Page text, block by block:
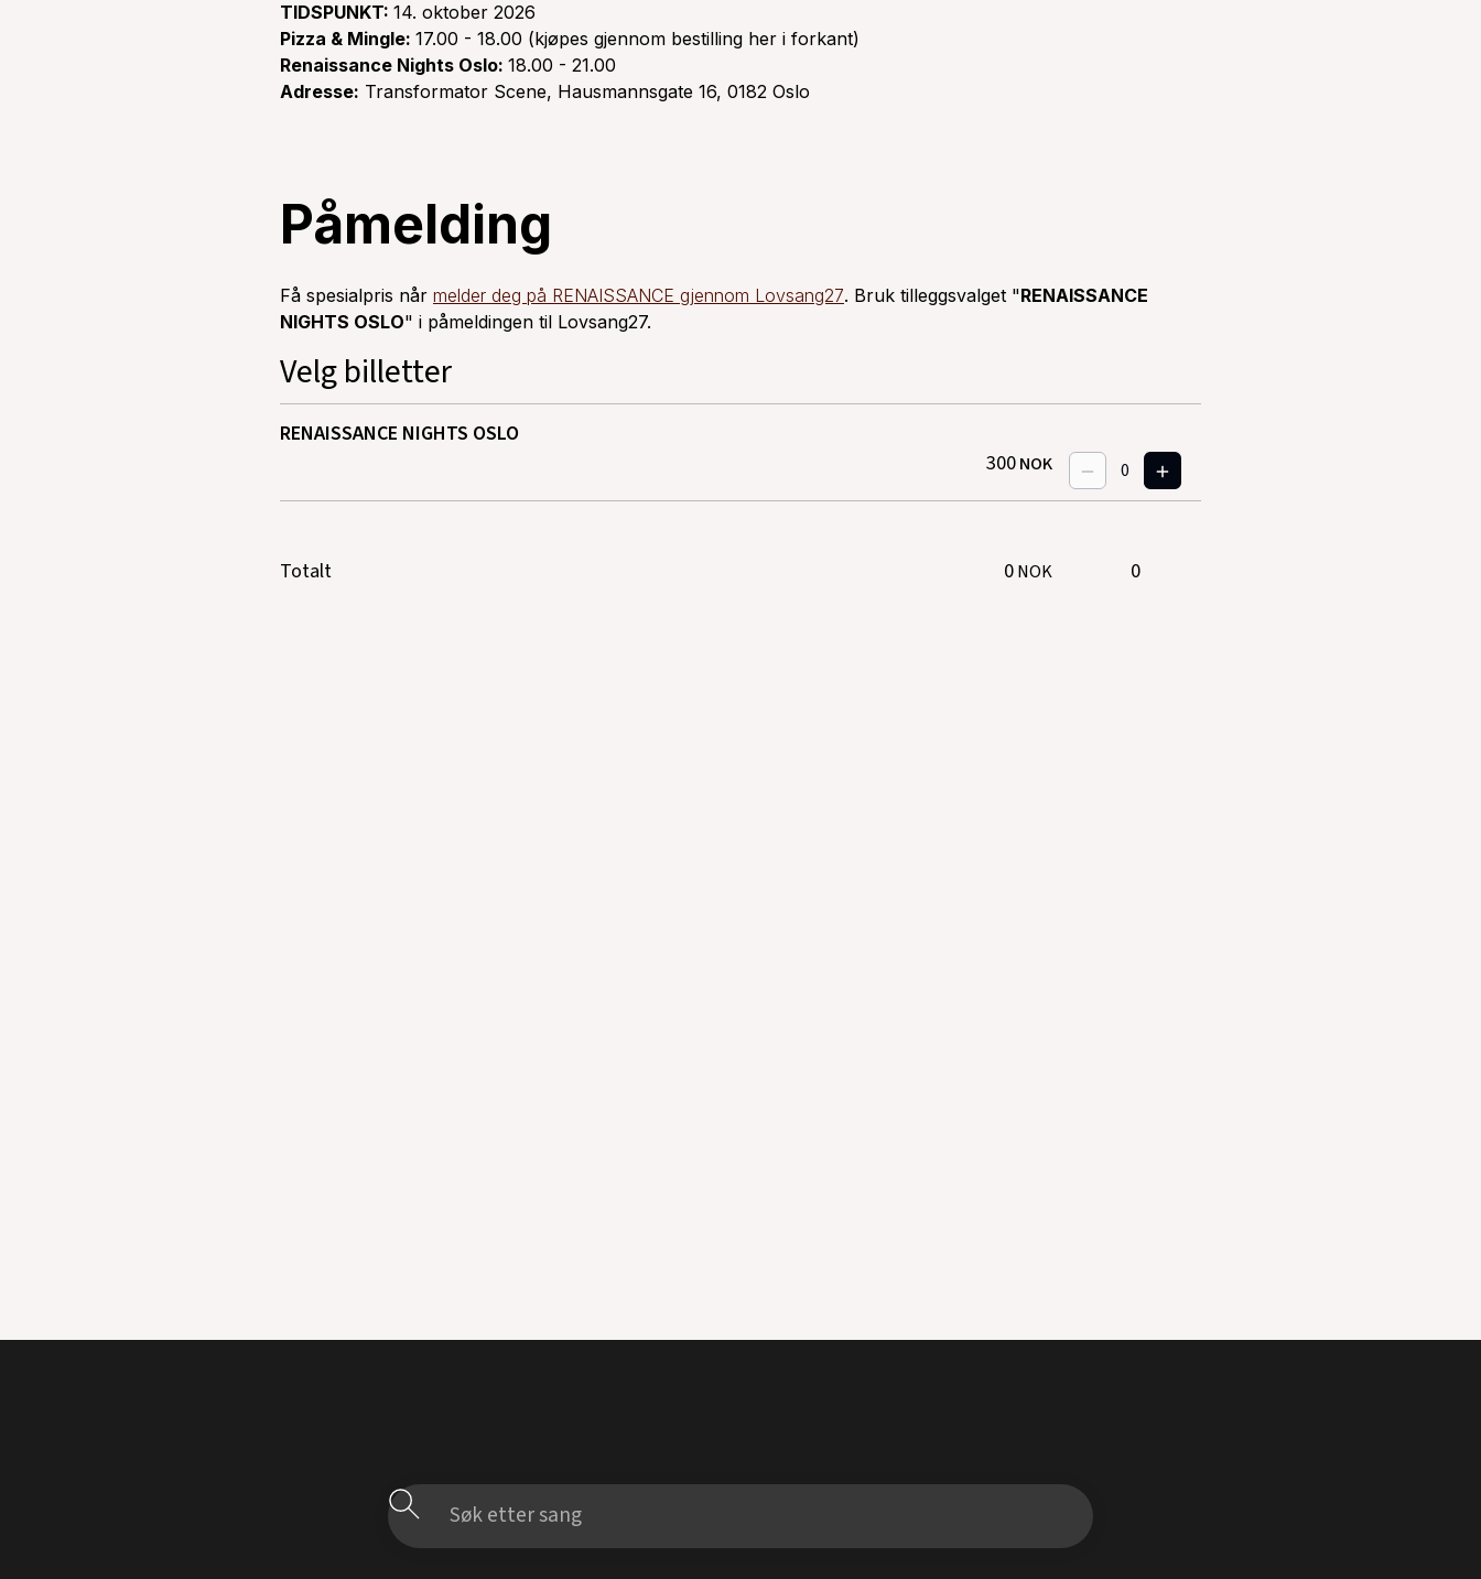
TIDSPUNKT: 14. oktober 2026
Pizza & Mingle: 17.00 - 18.00 (kjøpes gjennom bestilling her i forkant)
Renaissance Nights Oslo: 18.00 - 21.00
Adresse: Transformator Scene, Hausmannsgate 16, 0182 Oslo
Påmelding
Få spesialpris når melder deg på RENAISSANCE gjennom Lovsang27. Bruk tilleggsvalget "RENAISSANCE
NIGHTS OSLO" i påmeldingen til Lovsang27.
Velg billetter
RENAISSANCE NIGHTS OSLO
300NOK
Totalt 0NOK 0